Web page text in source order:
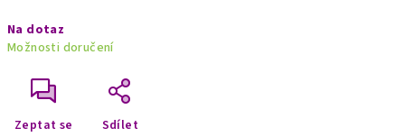
cena:
Na dotaz
Možnosti doručení
Zeptat se Sdílet